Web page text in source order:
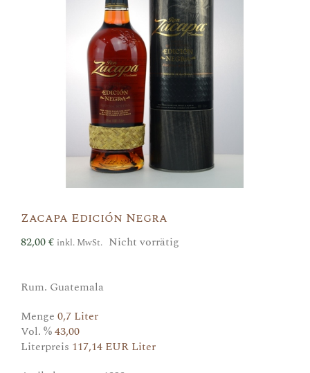
Zacapa Edición Negra
82,00€ inkl. MwSt. Nicht vorrätig
Rum. Guatemala
Menge 0,7 Liter
Vol. %43,00
Literpreis 117,14 EUR Liter